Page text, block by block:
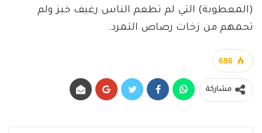
(المعطوبة) التي لم تطعم الناس رغيف خبز ولم
تحمهم من زخات رصاص التمرد.
696
مشاركة